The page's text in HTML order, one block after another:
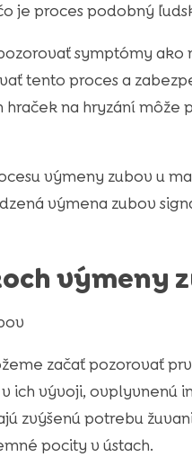
je proces podobný
symptómy ako
tento proces a
na hryzání
výmeny zubov u
výmena zubov
výmeny
začať pozorovať
ich vývoji, ovplyvnenú
zvýšenú potrebu
pocity v ústach.